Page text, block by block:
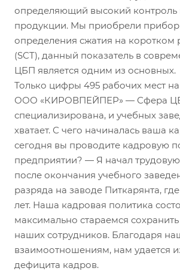
определяющий высокий контроль
продукции. Мы приобрели прибор
определения сжатия на коротком
(SCT), данный показатель в
ЦБП является одним из основных.
Только цифры 495 рабочих мест
ООО «КИРОВПЕЙПЕР» — Сфера
специализирована, и учебных
хватает. С чего начиналась ваша
сегодня вы проводите кадровую
предприятии? — Я начал трудовую
после окончания учебного
разряда на заводе Питкарянта,
лет. Наша кадровая политика
максимально стараемся
наших сотрудников. Благодаря
взаимоотношениям, нам удается
дефицита кадров.